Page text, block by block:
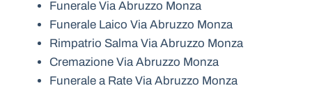
Funerale Via Abruzzo Monza
Funerale Laico Via Abruzzo Monza
Rimpatrio Salma Via Abruzzo Monza
Cremazione Via Abruzzo Monza
Funerale a Rate Via Abruzzo Monza